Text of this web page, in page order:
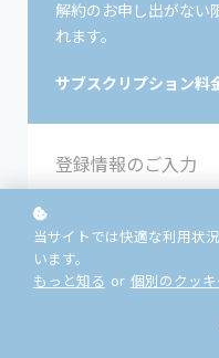
解約のお申し出がない
れます。
サブスクリプション料
登録情報のご入力
当サイトでは快適な利用状
います。
もっと知る or 個別のクッ